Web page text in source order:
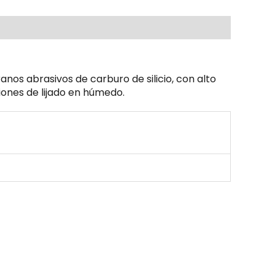
abrasivos de carburo de silicio, con alto
de lijado en húmedo.